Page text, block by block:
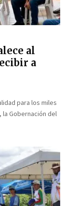
al
a
para los miles
Gobernación del